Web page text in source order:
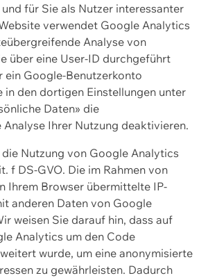
für Sie als Nutzer interessanter
verwendet Google Analytics
Analyse von
über eine User-ID durchgeführt
ein Google-Benutzerkonto
in den dortigen Einstellungen unter
Daten» die
Ihrer Nutzung deaktivieren.
Nutzung von Google Analytics
f DS-GVO. Die im Rahmen von
Ihrem Browser übermittelte IP-
anderen Daten von Google
weisen Sie darauf hin, dass auf
Analytics um den Code
wurde, um eine anonymisierte
zu gewährleisten. Dadurch